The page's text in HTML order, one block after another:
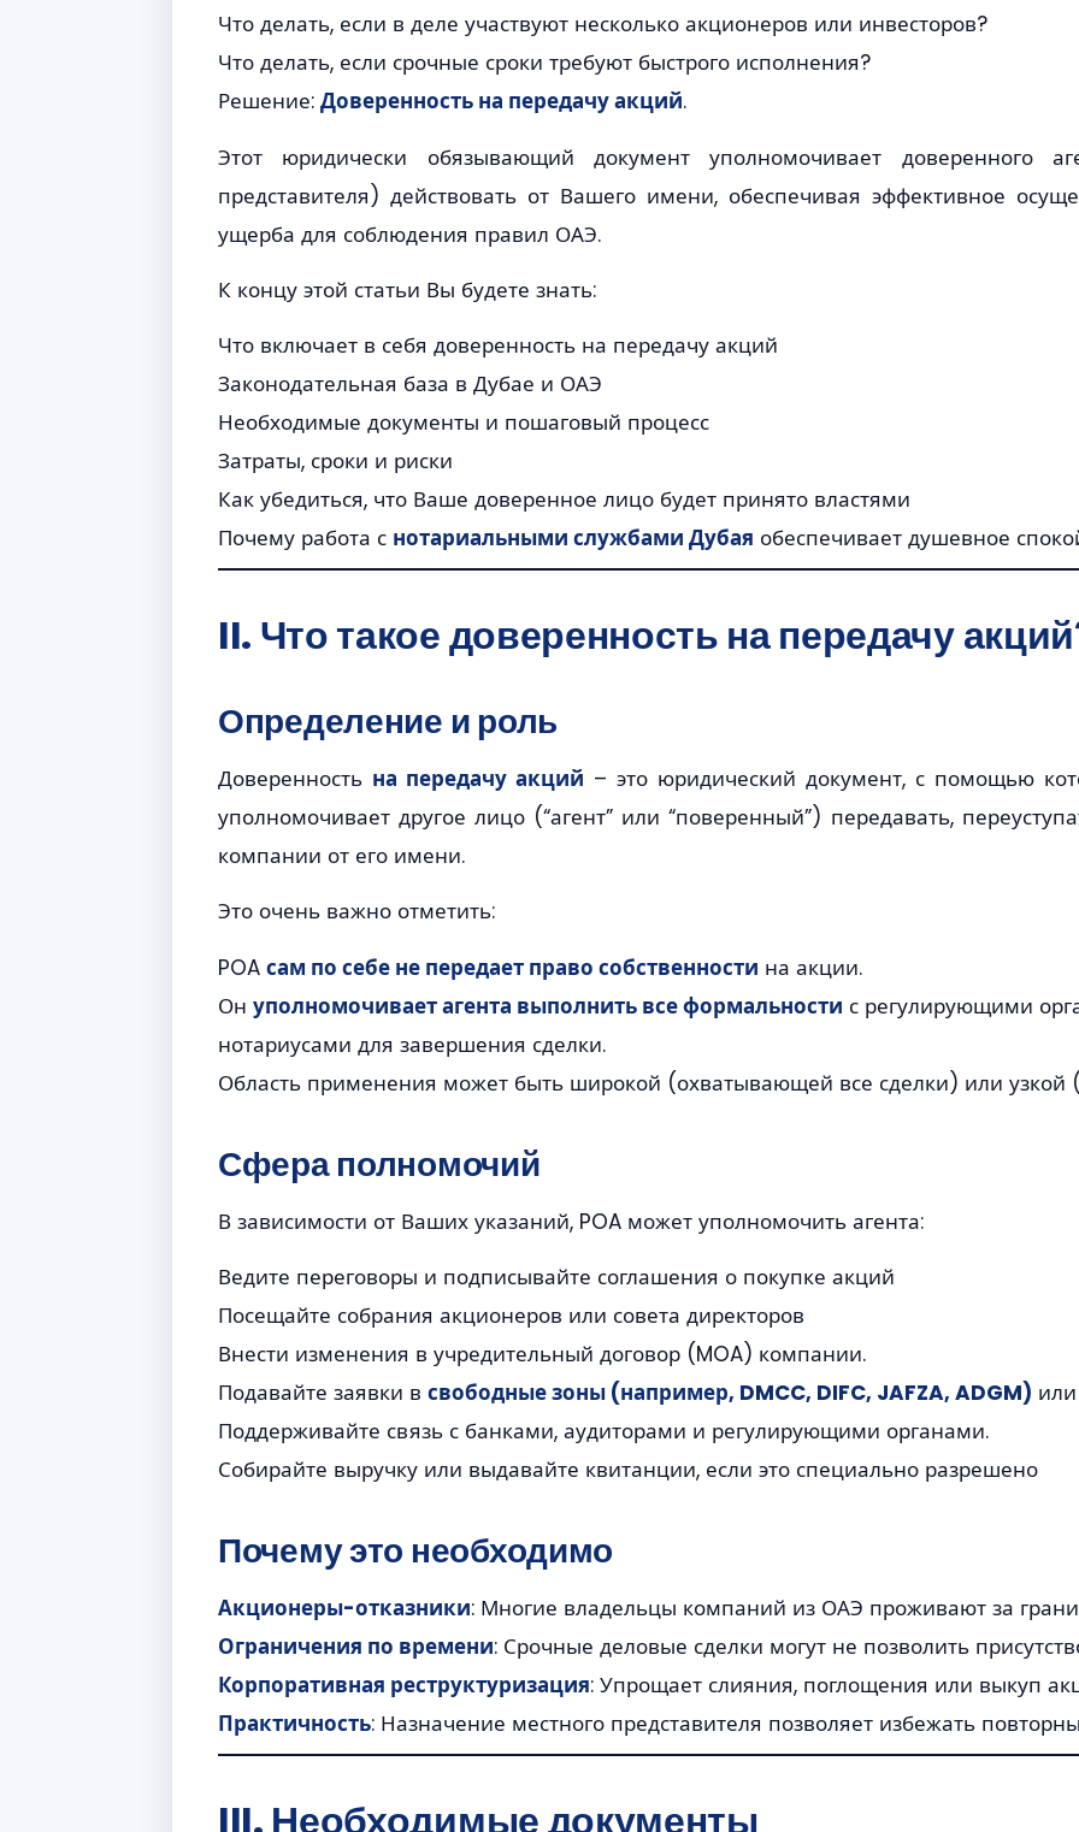
Что делать, если в деле участвуют несколько акционеров или инвесторов?
Что делать, если срочные сроки требуют быстрого исполнения?
Решение: Доверенность на передачу акций.
Этот юридически обязывающий документ уполномочивает доверенного
представителя) действовать от Вашего имени, обеспечивая эффективное
ущерба для соблюдения правил ОАЭ.
К концу этой статьи Вы будете знать:
Что включает в себя доверенность на передачу акций
Законодательная база в Дубае и ОАЭ
Необходимые документы и пошаговый процесс
Затраты, сроки и риски
Как убедиться, что Ваше доверенное лицо будет принято властями
Почему работа с нотариальными службами Дубая обеспечивает душевное
II. Что такое доверенность на передачу
Определение и роль
Доверенность на передачу акций – это юридический документ, с помощью
уполномочивает другое лицо (“агент” или “поверенный”) передавать,
компании от его имени.
Это очень важно отметить:
POA сам по себе не передает право собственности на акции.
Он уполномочивает агента выполнить все формальности с регулирующими
нотариусами для завершения сделки.
Область применения может быть широкой (охватывающей все сделки) или узкой
Сфера полномочий
В зависимости от Ваших указаний, POA может уполномочить агента:
Ведите переговоры и подписывайте соглашения о покупке акций
Посещайте собрания акционеров или совета директоров
Внести изменения в учредительный договор (MOA) компании.
Подавайте заявки в свободные зоны (например, DMCC, DIFC, JAFZA, ADGM)
Поддерживайте связь с банками, аудиторами и регулирующими органами.
Собирайте выручку или выдавайте квитанции, если это специально разрешено
Почему это необходимо
Акционеры-отказники: Многие владельцы компаний из ОАЭ проживают за
Ограничения по времени: Срочные деловые сделки могут не позволить
Корпоративная реструктуризация: Упрощает слияния, поглощения или выкуп
Практичность: Назначение местного представителя позволяет избежать
III. Необходимые документы